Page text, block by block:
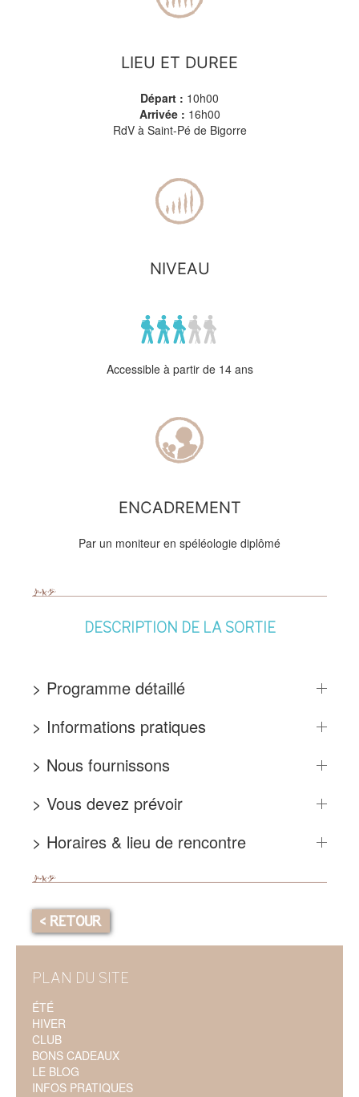
LIEU ET DUREE
Départ : 10h00
Arrivée : 16h00
RdV à Saint-Pé de Bigorre
NIVEAU
Accessible à partir de 14 ans
ENCADREMENT
Par un moniteur en spéléologie diplômé
DESCRIPTION DE LA SORTIE
> Programme détaillé
> Informations pratiques
> Nous fournissons
> Vous devez prévoir
> Horaires & lieu de rencontre
< RETOUR
PLAN DU SITE
ÉTÉ
HIVER
CLUB
BONS CADEAUX
LE BLOG
INFOS PRATIQUES